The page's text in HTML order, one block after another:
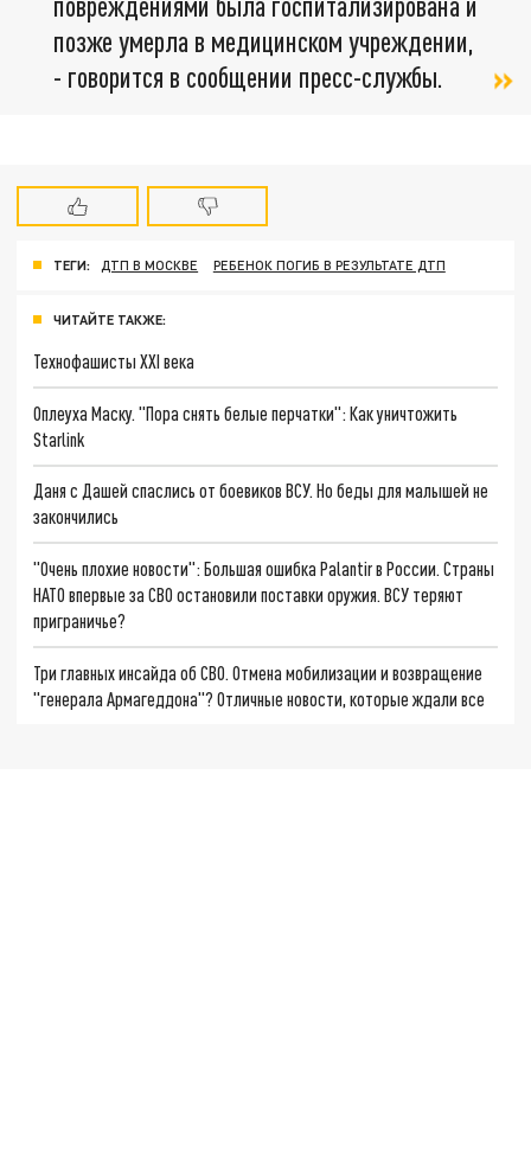
позже умерла в медицинском учреждении,
- говорится в сообщении пресс-службы.
ТЕГИ: ДТП В МОСКВЕ РЕБЕНОК ПОГИБ В РЕЗУЛЬТАТЕ ДТП
ЧИТАЙТЕ ТАКЖЕ:
Технофашисты XXI века
Оплеуха Маску. "Пора снять белые перчатки": Как уничтожить
Starlink
Даня с Дашей спаслись от боевиков ВСУ. Но беды для малышей не
закончились
"Очень плохие новости": Большая ошибка Palantir в России. Страны
НАТО впервые за СВО остановили поставки оружия. ВСУ теряют
приграничье?
Три главных инсайда об СВО. Отмена мобилизации и возвращение
"генерала Армагеддона"? Отличные новости, которые ждали все